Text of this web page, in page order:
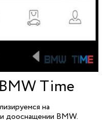
Time
на
дооснащении BMW.